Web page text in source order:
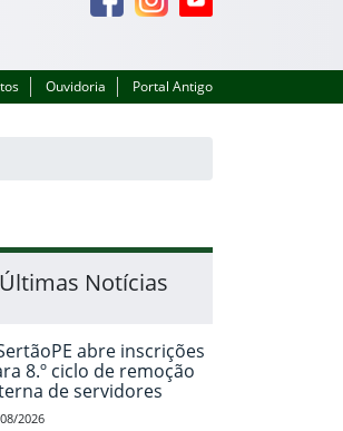
Ouvidoria Portal Antigo
Últimas Notícias
abre inscrições
8.º ciclo de remoção
de servidores
2026